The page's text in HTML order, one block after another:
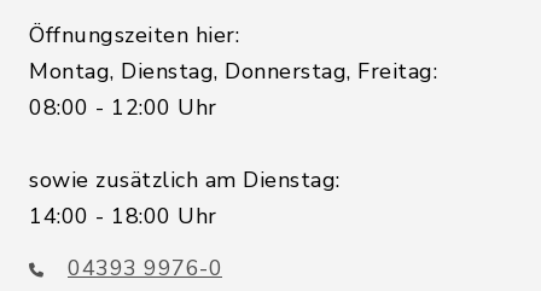
Öffnungszeiten hier:
Montag, Dienstag, Donnerstag, Freitag:
08:00 - 12:00 Uhr
sowie zusätzlich am Dienstag:
14:00 - 18:00 Uhr
04393 9976-0